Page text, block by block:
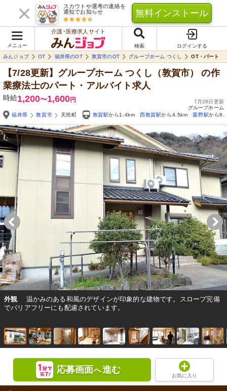
スカウトや選考の連絡を
通知でお知らせ
無料インストール
メニュー
介護･医療求人サイト
検索
ログインする
みんジョブ
OT 福井県のOT 敦賀市のOT グループホーム つくし OT・パート
【7/28更新】グループホーム つくし（敦賀市）
の作
業療法士のパート・アルバイト求人
時給1,200〜1,600円
7月28日更新
グループホーム
福井県
敦賀市 天筒町 敦賀駅から1.4km 西敦賀駅から4.5km 粟野駅から
外観
温かみのある和風のデザインが印象的な建物です。スロープ完備
でバリアフリーにも配慮されています。
応募画面へ進む
お気に入り